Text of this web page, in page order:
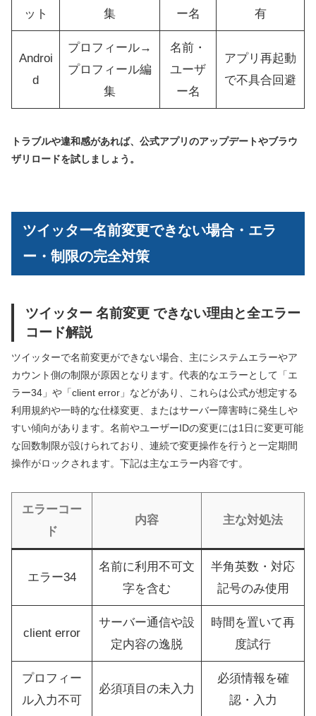
ット
集
ー名
有
Androi
d
プロフィール→
プロフィール編
集
名前・
ユーザ
ー名
アプリ再起動
で不具合回避
トラブルや違和感があれば、公式アプリのアップデートやブラウ
ザリロードを試しましょう。
ツイッター名前変更できない場合・エラ
ー・制限の完全対策
ツイッター 名前変更 できない理由と全エラー
コード解説
ツイッターで名前変更ができない場合、主にシステムエラーやア
カウント側の制限が原因となります。代表的なエラーとして「エ
ラー34」や「client error」などがあり、これらは公式が想定する
利用規約や一時的な仕様変更、またはサーバー障害時に発生しや
すい傾向があります。名前やユーザーIDの変更には1日に変更可能
な回数制限が設けられており、連続で変更操作を行うと一定期間
操作がロックされます。下記は主なエラー内容です。
エラーコー
ド
内容 主な対処法
エラー34
名前に利用不可文
字を含む
半角英数・対応
記号のみ使用
client error
サーバー通信や設
定内容の逸脱
時間を置いて再
度試行
プロフィー
ル入力不可
必須項目の未入力
必須情報を確
認・入力